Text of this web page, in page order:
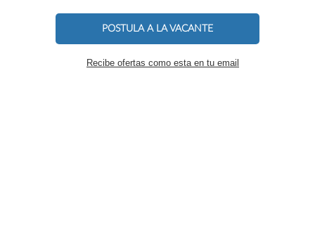
POSTULA A LA VACANTE
Recibe ofertas como esta en tu email